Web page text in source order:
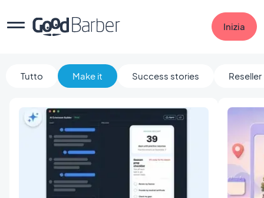
Inizia
Tutto Make it Success stories Reseller